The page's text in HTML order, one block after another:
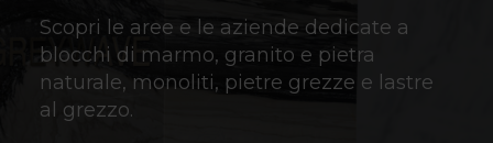
Scopri le aree e le aziende dedicate a
blocchi di marmo, granito e pietra
naturale, monoliti, pietre grezze e lastre
al grezzo.